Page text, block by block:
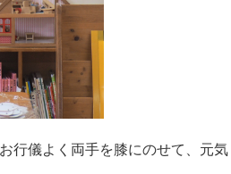
行儀よく両手を膝にのせて、元気